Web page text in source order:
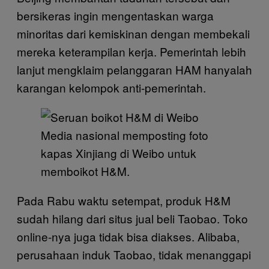
bersikeras ingin mengentaskan warga
minoritas dari kemiskinan dengan membekali
mereka keterampilan kerja. Pemerintah lebih
lanjut mengklaim pelanggaran HAM hanyalah
karangan kelompok anti-pemerintah.
Media nasional memposting foto
kapas Xinjiang di Weibo untuk
memboikot H&M.
Pada Rabu waktu setempat, produk H&M
sudah hilang dari situs jual beli Taobao. Toko
online-nya juga tidak bisa diakses. Alibaba,
perusahaan induk Taobao, tidak menanggapi